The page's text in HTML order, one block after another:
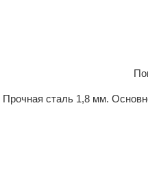
Прочная сталь 1,8 мм.